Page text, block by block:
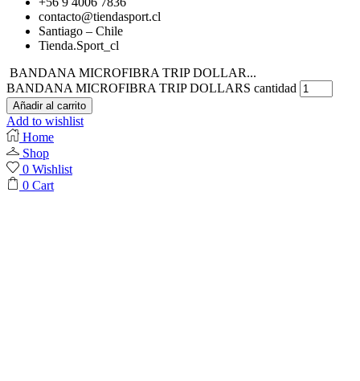
contacto@tiendasport.cl
Santiago – Chile
Tienda.Sport_cl
BANDANA MICROFIBRA TRIP DOLLAR...
BANDANA MICROFIBRA TRIP DOLLARS cantidad
Añadir al carrito
Add to wishlist
Home
Shop
0 Wishlist
0 Cart